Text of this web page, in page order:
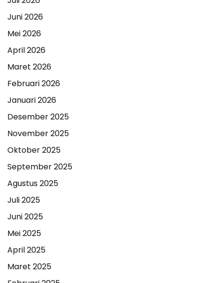
Juni 2026
Mei 2026
April 2026
Maret 2026
Februari 2026
Januari 2026
Desember 2025
November 2025
Oktober 2025
September 2025
Agustus 2025
Juli 2025
Juni 2025
Mei 2025
April 2025
Maret 2025